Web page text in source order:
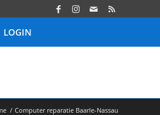
LOGIN
/ Computer reparatie Baarle-Nassau